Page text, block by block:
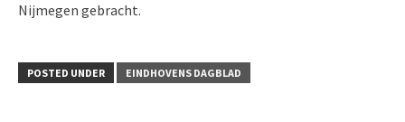
Nijmegen gebracht.
POSTED UNDER EINDHOVENS DAGBLAD